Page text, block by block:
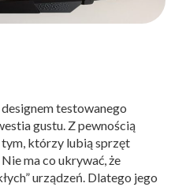
testowanego
gustu. Z pewnością
którzy lubią sprzęt
ma co ukrywać, że
urządzeń. Dlatego jego